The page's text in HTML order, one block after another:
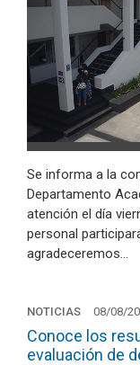
Se informa a la
Departamento
atención el día
personal
agradeceremos…
NOTICIAS 08/08/
Conoce los
evaluación de